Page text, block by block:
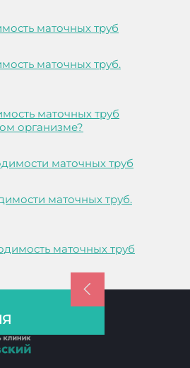
маточных труб
маточных труб.
маточных труб
организме?
маточных труб
маточных труб.
маточных труб